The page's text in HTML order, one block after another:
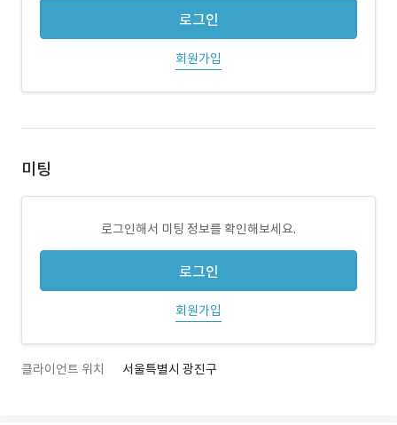
로그인
회원가입
미팅
로그인해서 미팅 정보를 확인해보세요.
로그인
회원가입
클라이언트 위치 서울특별시 광진구